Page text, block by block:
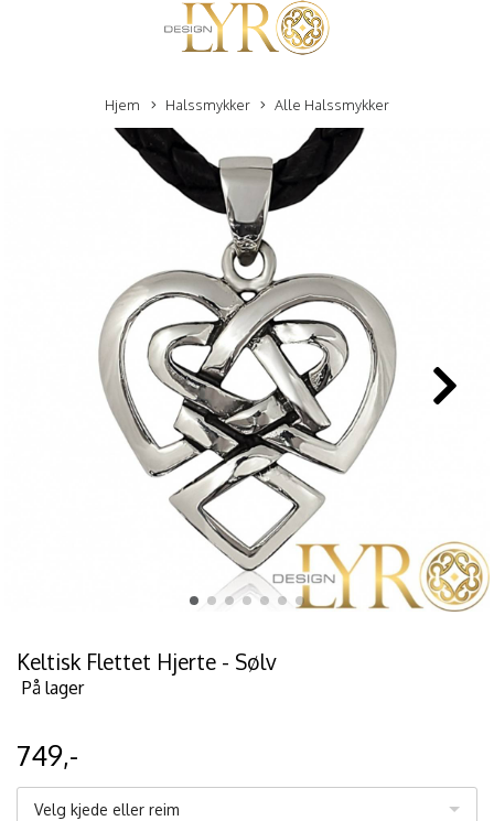
Hjem Halssmykker Alle Halssmykker
Keltisk Flettet Hjerte - Sølv
På lager
749,-
Velg kjede eller reim